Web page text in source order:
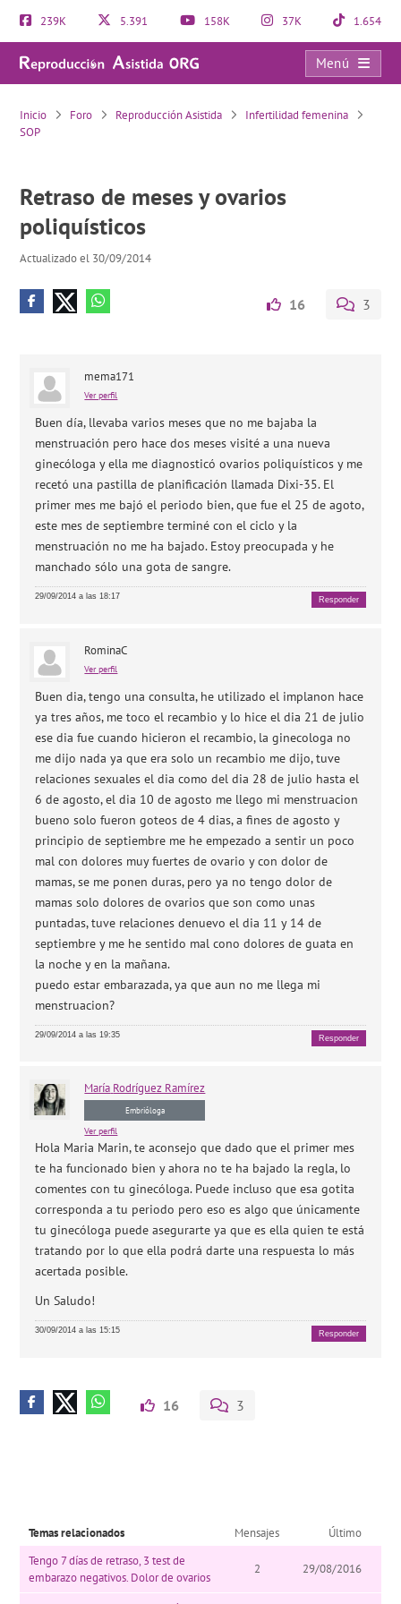
239K 5.391 158K 37K 1.654
Menú
Retraso de meses y ovarios poliquísticos
Inicio Foro Reproducción Asistida
Infertilidad femenina
SOP
Retraso de meses y ovarios
poliquísticos
Actualizado el 30/09/2014
16 3
mema171
Ver perfil
Buen día, llevaba varios meses que no me bajaba la
menstruación pero hace dos meses visité a una nueva
ginecóloga y ella me diagnosticó ovarios poliquísticos y me
recetó una pastilla de planificación llamada Dixi-35. El
primer mes me bajó el periodo bien, que fue el 25 de agoto,
este mes de septiembre terminé con el ciclo y la
menstruación no me ha bajado. Estoy preocupada y he
manchado sólo una gota de sangre.
29/09/2014 a las 18:17 Responder
RominaC
Ver perfil
Buen dia, tengo una consulta, he utilizado el implanon hace
ya tres años, me toco el recambio y lo hice el dia 21 de julio
ese dia fue cuando hicieron el recambio, la ginecologa no
me dijo nada ya que era solo un recambio me dijo, tuve
relaciones sexuales el dia como del dia 28 de julio hasta el
6 de agosto, el dia 10 de agosto me llego mi menstruacion
bueno solo fueron goteos de 4 dias, a fines de agosto y
principio de septiembre me he empezado a sentir un poco
mal con dolores muy fuertes de ovario y con dolor de
mamas, se me ponen duras, pero ya no tengo dolor de
mamas solo dolores de ovarios que son como unas
puntadas, tuve relaciones denuevo el dia 11 y 14 de
septiembre y me he sentido mal cono dolores de guata en
la noche y en la mañana.
puedo estar embarazada, ya que aun no me llega mi
menstruacion?
29/09/2014 a las 19:35 Responder
María Rodríguez Ramírez
Embrióloga
Ver perfil
Hola Maria Marin, te aconsejo que dado que el primer mes
te ha funcionado bien y ahora no te ha bajado la regla, lo
comentes con tu ginecóloga. Puede incluso que esa gotita
corresponda a tu periodo pero eso es algo que únicamente
tu ginecóloga puede asegurarte ya que es ella quien te está
tratando por lo que ella podrá darte una respuesta lo más
acertada posible.
Un Saludo!
30/09/2014 a las 15:15 Responder
16 3
Temas relacionados Mensajes
Último
Tengo 7 días de retraso, 3 test de
embarazo negativos. Dolor de ovarios
2 29/08/2016